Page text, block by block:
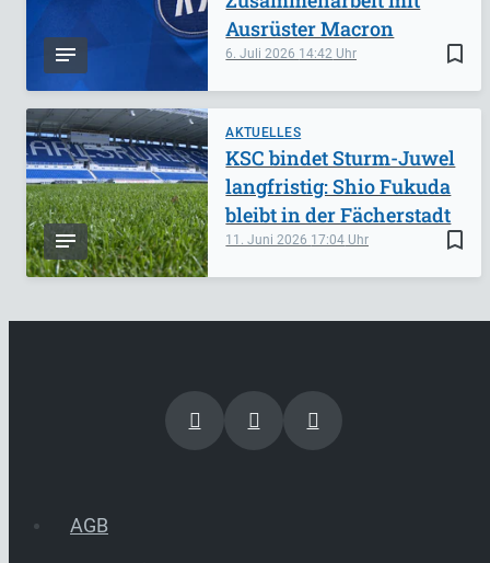
bookmark_border
6. Juli 2026 14:42
Ausrüster Macron
AKTUELLES
bookmark_border
11. Juni 2026 17:04
KSC bindet Sturm-Juwel
langfristig: Shio Fukuda
bleibt in der Fächerstadt
AGB